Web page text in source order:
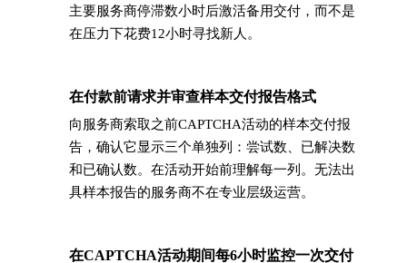
主要服务商停滞数小时后激活备用交付，而不是
在压力下花费12小时寻找新人。
在付款前请求并审查样本交付报告格式
向服务商索取之前CAPTCHA活动的样本交付报
告，确认它显示三个单独列：尝试数、已解决数
和已确认数。在活动开始前理解每一列。无法出
具样本报告的服务商不在专业层级运营。
在CAPTCHA活动期间每6小时监控一次交付